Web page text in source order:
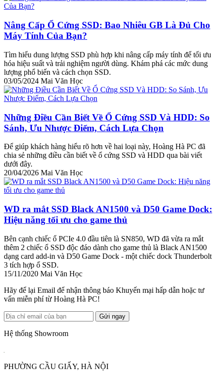
Nâng Cấp Ổ Cứng SSD: Bao Nhiêu GB Là Đủ Cho
Máy Tính Của Bạn?
Tìm hiểu dung lượng SSD phù hợp khi nâng cấp máy tính để tối ưu
hóa hiệu suất và trải nghiệm người dùng. Khám phá các mức dung
lượng phổ biến và cách chọn SSD.
03/05/2024 Mai Văn Học
Những Điều Cần Biết Về Ổ Cứng SSD Và HDD: So
Sánh, Ưu Nhược Điểm, Cách Lựa Chọn
Để giúp khách hàng hiểu rõ hơn về hai loại này, Hoàng Hà PC đã
chia sẻ những điều cần biết về ổ cứng SSD và HDD qua bài viết
dưới đây.
20/04/2026 Mai Văn Học
WD ra mắt SSD Black AN1500 và D50 Game Dock:
Hiệu năng tối ưu cho game thủ
Bên cạnh chiếc ổ PCIe 4.0 đầu tiên là SN850, WD đã vừa ra mắt
thêm 2 chiếc ổ SSD độc đáo dành cho game thủ là Black AN1500
dạng card add-in và D50 Game Dock - một chiếc dock Thunderbolt
3 tích hợp ổ SSD.
15/11/2020 Mai Văn Học
Hãy để lại Email để nhận thông báo Khuyến mại hấp dẫn hoặc tư
vấn miễn phí từ Hoàng Hà PC!
Gửi ngay
Hệ thống Showroom
PHƯỜNG CẦU GIẤY, HÀ NỘI